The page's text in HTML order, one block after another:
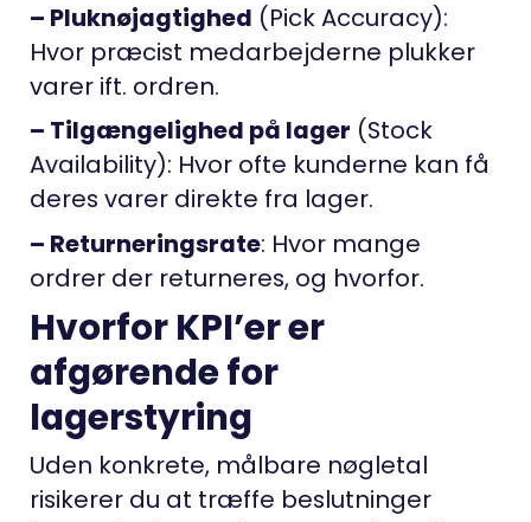
– Pluknøjagtighed (Pick Accuracy):
Hvor præcist medarbejderne plukker
varer ift. ordren.
– Tilgængelighed på lager (Stock
Availability): Hvor ofte kunderne kan få
deres varer direkte fra lager.
– Returneringsrate: Hvor mange
ordrer der returneres, og hvorfor.
Hvorfor KPI’er er
afgørende for
lagerstyring
Uden konkrete, målbare nøgletal
risikerer du at træffe beslutninger